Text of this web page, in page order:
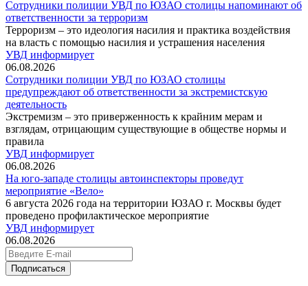
Сотрудники полиции УВД по ЮЗАО столицы напоминают об
ответственности за терроризм
Терроризм – это идеология насилия и практика воздействия
на власть с помощью насилия и устрашения населения
УВД информирует
06.08.2026
Сотрудники полиции УВД по ЮЗАО столицы
предупреждают об ответственности за экстремистскую
деятельность
Экстремизм – это приверженность к крайним мерам и
взглядам, отрицающим существующие в обществе нормы и
правила
УВД информирует
06.08.2026
На юго-западе столицы автоинспекторы проведут
мероприятие «Вело»
6 августа 2026 года на территории ЮЗАО г. Москвы будет
проведено профилактическое мероприятие
УВД информирует
06.08.2026
Подписаться